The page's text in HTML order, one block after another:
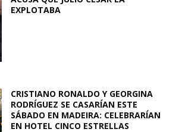
EXPLOTABA
CRISTIANO RONALDO Y GEORGINA
RODRÍGUEZ SE CASARÍAN ESTE
SÁBADO EN MADEIRA: CELEBRARÍAN
EN HOTEL CINCO ESTRELLAS